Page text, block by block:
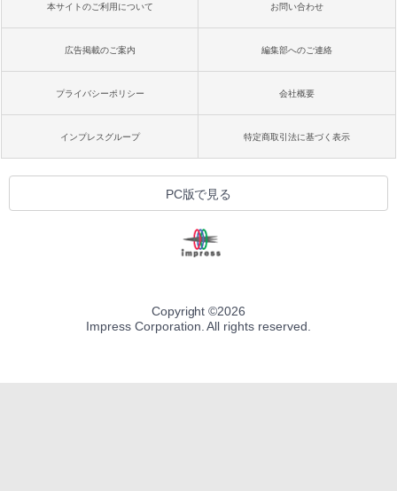
本サイトのご利用について お問い合わせ
広告掲載のご案内 編集部へのご連絡
プライバシーポリシー 会社概要
インプレスグループ 特定商取引法に基づく表示
PC版で見る
Copyright ©2026
Impress Corporation. All rights reserved.